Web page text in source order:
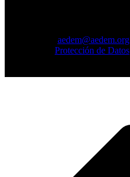
aedem@aedem.org
Protección de Datos